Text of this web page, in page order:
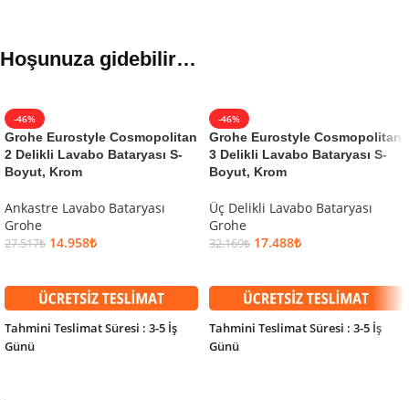
Hoşunuza gidebilir…
-46%
Grohe Eurostyle Cosmopolitan
2 Delikli Lavabo Bataryası S-
Boyut, Krom
Ankastre Lavabo Bataryası
Grohe
27.517₺ 14.958₺
Tahmini Teslimat Süresi : 3-5 İş
Günü
-46%
Grohe Eurostyle Cosmopolitan
3 Delikli Lavabo Bataryası S-
Boyut, Krom
Üç Delikli Lavabo Bataryası
Grohe
32.169₺ 17.488₺
Tahmini Teslimat Süresi : 3-5 İş
Günü